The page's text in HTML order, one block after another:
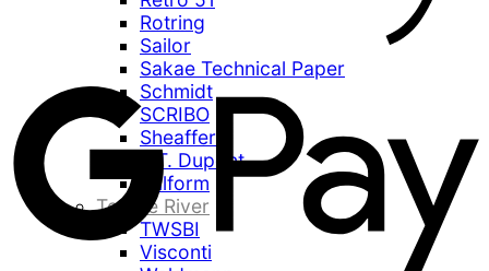
Rotring
Sailor
Sakae Technical Paper
Schmidt
SCRIBO
Sheaffer
S.T. Dupont
Stilform
Tomoe River
TWSBI
Visconti